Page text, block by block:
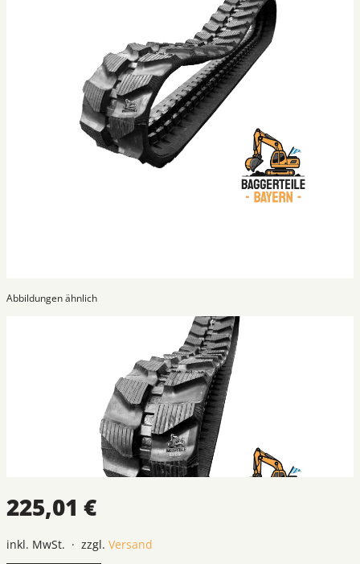
Abbildungen ähnlich
225,01 €
inkl. MwSt. · zzgl. Versand